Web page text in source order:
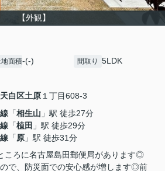
【外観】
面積-(-) 間取り 5LDK
白区土原１丁目608-3
「相生山 」駅 徒歩27分
「植田 」駅 徒歩29分
「原 」駅 徒歩31分
ころに名古屋島田郵便局があります◎
で、防災面での安心感が増します◎前